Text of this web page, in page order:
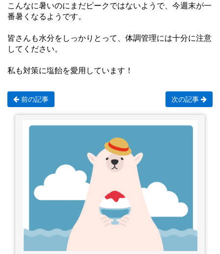
こんなに暑いのにまだピークではないようで、今週末が一
番暑くなるようです。
皆さんも水分をしっかりとって、体調管理には十分に注意
してください。
私も対策に塩飴を愛用しています！
前の記事 次の記事